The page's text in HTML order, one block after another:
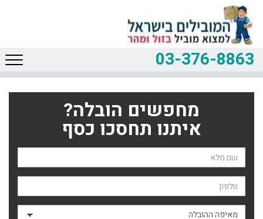
03-376-8863
מחפשים הובלה?
איתנו תחסכו כסף
שם השולח
טלפון
מאיפה ההובלה